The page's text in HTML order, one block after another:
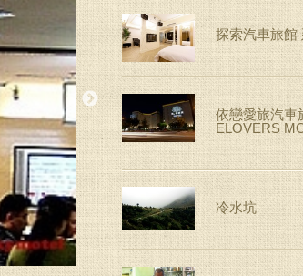
探索汽車旅館
依戀愛旅汽車
ELOVERS
冷水坑